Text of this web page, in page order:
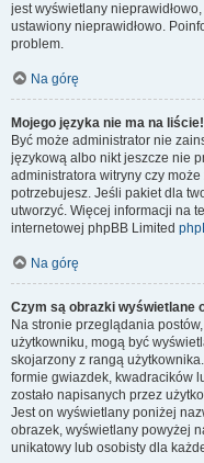
jest wyświetlany
ustawiony nieprawidłowo.
problem.
Na górę
Mojego języka nie ma na liście!
Być może administrator nie
językową albo nikt jeszcze nie
administratora witryny czy
potrzebujesz. Jeśli pakiet dla
utworzyć. Więcej informacji na
internetowej phpBB Limited
Na górę
Czym są obrazki wyświetlane
Na stronie przeglądania
użytkowniku, mogą być
skojarzony z rangą
formie gwiazdek, kwadracików
zostało napisanych przez
Jest on wyświetlany poniżej
obrazek, wyświetlany powyżej
unikatowy lub osobisty dla